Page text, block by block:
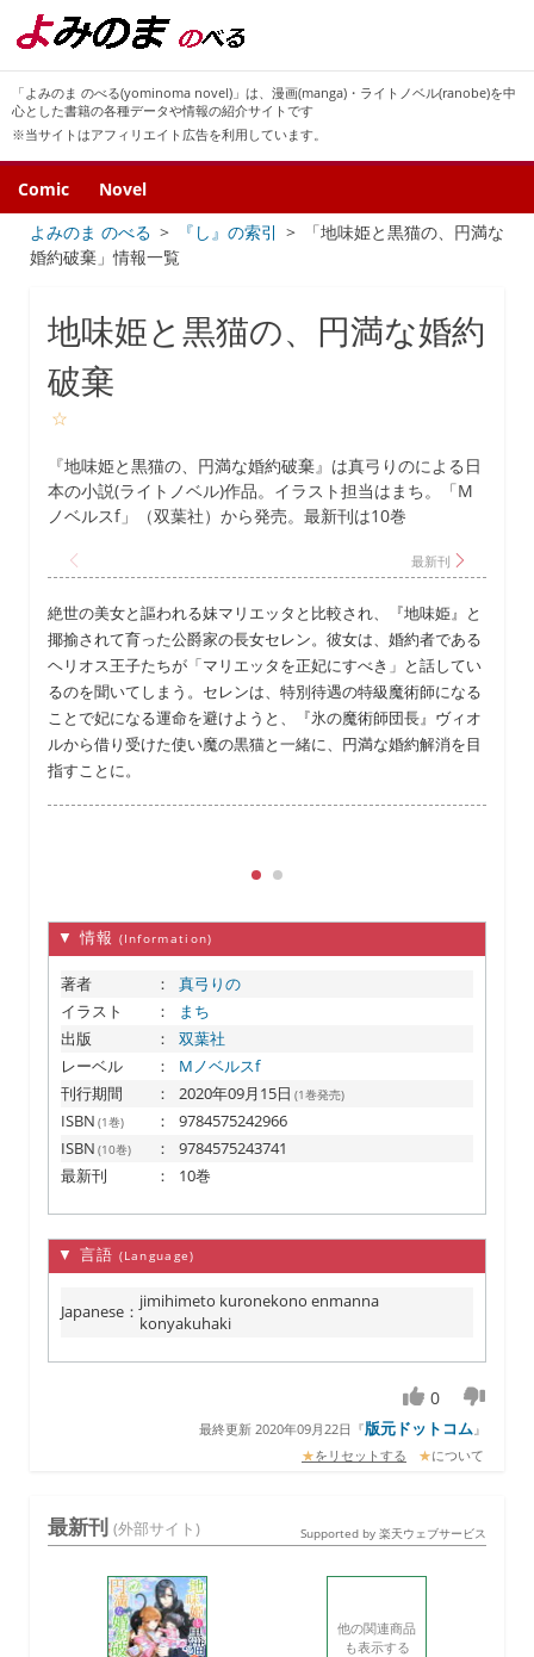
「よみのま のべる(yominoma novel)」は、漫画(manga)・ライトノベル(ranobe)を中
心とした書籍の各種データや情報の紹介サイトです
※当サイトはアフィリエイト広告を利用しています。
Comic
Novel
よみのま のべる
『し』の索引
「地味姫と黒猫の、円満な
婚約破棄」情報一覧
地味姫と黒猫の、円満な婚約
破棄
☆
『地味姫と黒猫の、円満な婚約破棄』は真弓りのによる日
本の小説(ライトノベル)作品。イラスト担当はまち。「M
ノベルスf」（双葉社）から発売。最新刊は10巻
絶世の美女と謳われる妹マリエッタと比較され、『地味姫』と
揶揄されて育った公爵家の長女セレン。彼女は、婚約者である
ヘリオス王子たちが「マリエッタを正妃にすべき」と話してい
るのを聞いてしまう。セレンは、特別待遇の特級魔術師になる
ことで妃になる運命を避けようと、『氷の魔術師団長』ヴィオ
ルから借り受けた使い魔の黒猫と一緒に、円満な婚約解消を目
指すことに。
▼ 情報 (Information)
著者 ：
真弓りの
イラスト
：
まち
出版
：
双葉社
レーベル
：
Mノベルスf
刊行期間
： 2020年09月15日 (1巻発売)
ISBN (1巻) ：
9784575242966
ISBN (10巻) ：
9784575243741
最新刊
： 10巻
▼ 言語 (Language)
Japanese ：jimihimeto kuronekono enmanna
konyakuhaki
0
最終更新 2020年09月22日 『版元ドットコム』
★をリセットする ★について
最新刊 (外部サイト) Supported by 楽天ウェブサービス
他の関連商品
も表示する